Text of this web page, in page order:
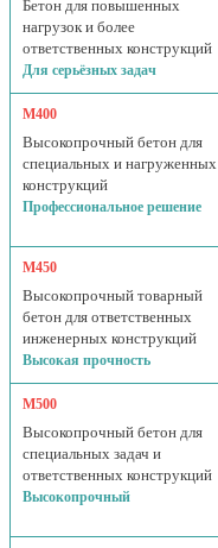
Бетон для повышенных
нагрузок и более
ответственных конструкций
Для серьёзных задач
М400
Высокопрочный бетон для
специальных и нагруженных
конструкций
Профессиональное решение
М450
Высокопрочный товарный
бетон для ответственных
инженерных конструкций
Высокая прочность
М500
Высокопрочный бетон для
специальных задач и
ответственных конструкций
Высокопрочный